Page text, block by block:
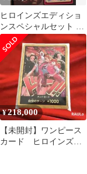
ヒロインズエディショ
ンスペシャルセット 金
ドン 10枚 ワンピースカ
ード
¥218,000
【未開封】ワンピース
カード ヒロインズエ